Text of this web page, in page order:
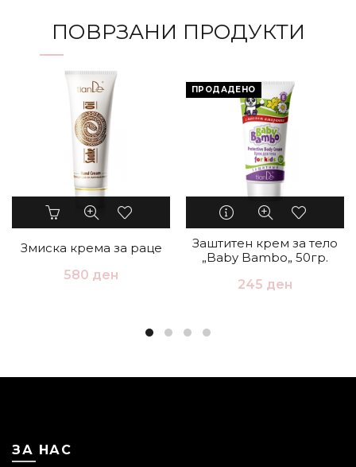
ПОВРЗАНИ ПРОДУКТИ
Змиска крема за раце
580 ден
ПРОДАДЕНО
Заштитен крем за тело
„Baby Bambo„ 50гр.
245 ден
ЗА НАС